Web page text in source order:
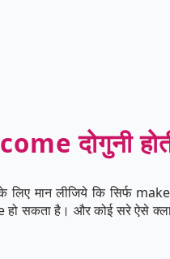
दोगुनी
मान लीजिये कि सिर्फ
सकता है। और कोई सरे ऐसे